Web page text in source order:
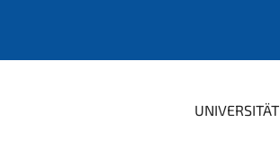
UNIVERSITÄT